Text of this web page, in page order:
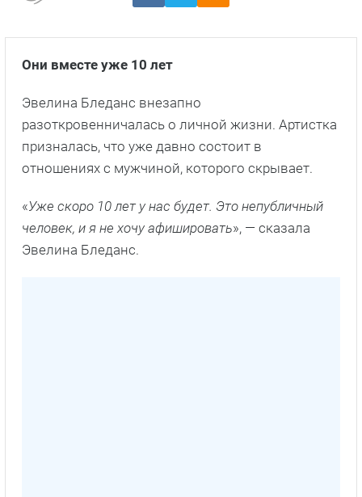
Они вместе уже 10 лет
Эвелина Бледанс внезапно
разоткровенничалась о личной жизни. Артистка
призналась, что уже давно состоит в
отношениях с мужчиной, которого скрывает.
«Уже скоро 10 лет у нас будет. Это непубличный
человек, и я не хочу афишировать», — сказала
Эвелина Бледанс.